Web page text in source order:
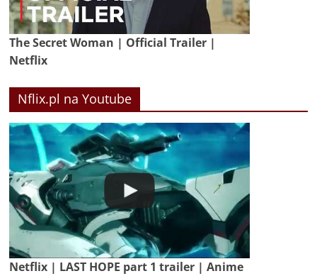
The Secret Woman | Official Trailer |
Netflix
Nflix.pl na Youtube
Netflix | LAST HOPE part 1 trailer | Anime